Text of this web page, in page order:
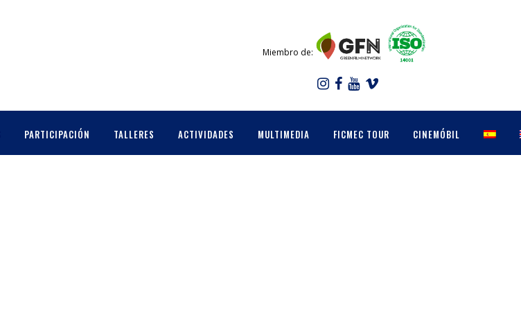
Miembro de:
PARTICIPACIÓN TALLERES ACTIVIDADES MULTIMEDIA FICMEC TOUR CINEMÓBIL